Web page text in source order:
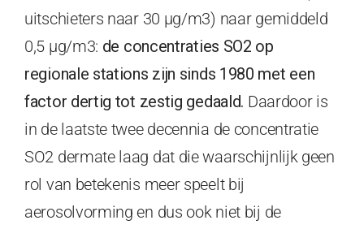
uitschieters naar 30 µg/m3) naar gemiddeld
0,5 µg/m3: de concentraties SO2 op
regionale stations zijn sinds 1980 met een
factor dertig tot zestig gedaald. Daardoor is
in de laatste twee decennia de concentratie
SO2 dermate laag dat die waarschijnlijk geen
rol van betekenis meer speelt bij
aerosolvorming en dus ook niet bij de